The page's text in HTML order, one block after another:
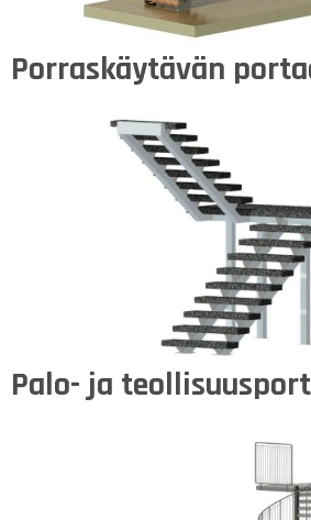
Porraskäytävän
Palo- ja